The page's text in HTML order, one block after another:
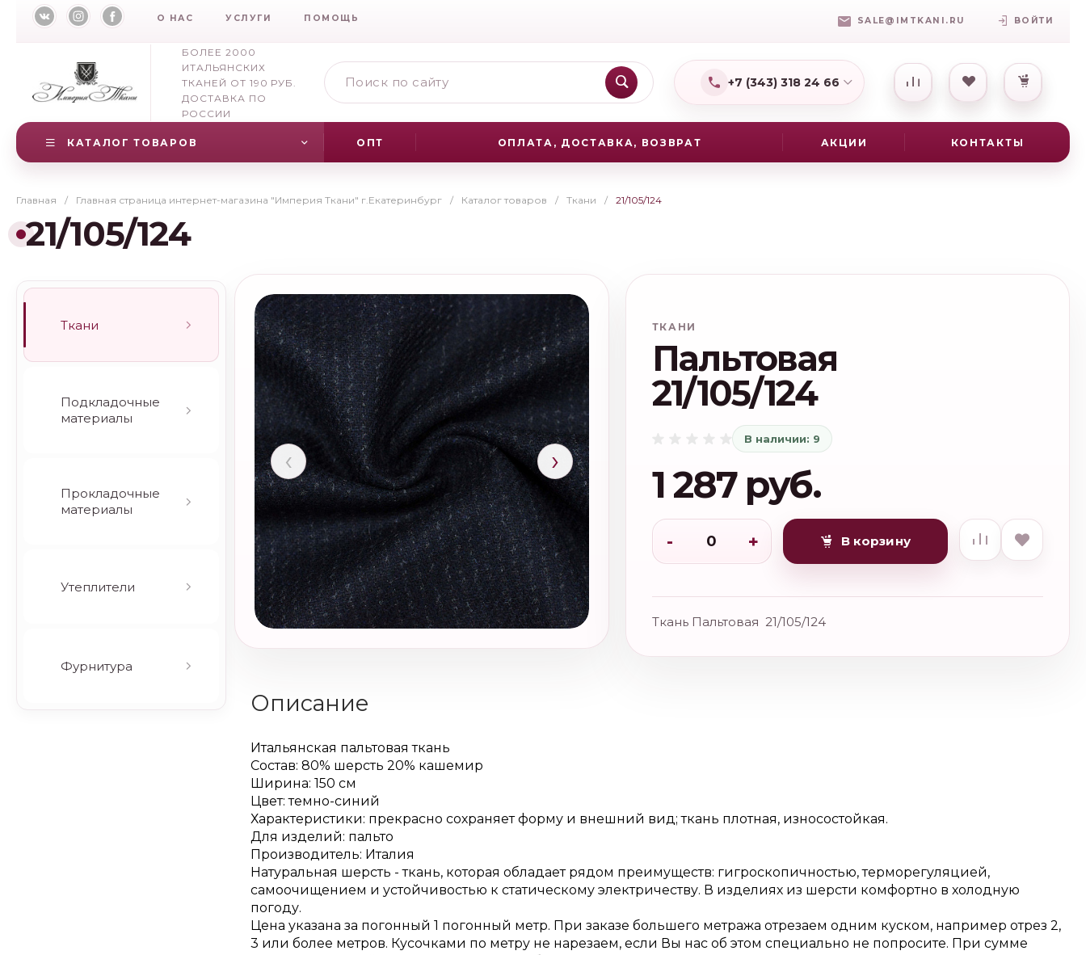
О НАС УСЛУГИ ПОМОЩЬ SALE@IMTKANI.RU ВОЙТИ
БОЛЕЕ 2000
ИТАЛЬЯНСКИХ
ТКАНЕЙ ОТ 190 РУБ.
ДОСТАВКА ПО
РОССИИ
+7 (343) 318 24 66
7(931) 009-16-25
КАТАЛОГ ТОВАРОВ ОПТ ОПЛАТА, ДОСТАВКА, ВОЗВРАТ АКЦИИ КОНТАКТЫ
Главная / Главная страница интернет-магазина "Империя Ткани" г.Екатеринбург / Каталог товаров / Ткани / 21/105/124
21/105/124
Ткани
Подкладочные
материалы
Прокладочные
материалы
Утеплители
Фурнитура
‹ ›
ТКАНИ
Пальтовая
21/105/124
В наличии: 9
1 287 руб.
- + В корзину
Ткань Пальтовая 21/105/124
Описание
Итальянская пальтовая ткань
Состав: 80% шерсть 20% кашемир
Ширина: 150 см
Цвет: темно-синий
Характеристики: прекрасно сохраняет форму и внешний вид; ткань плотная, износостойкая.
Для изделий: пальто
Производитель: Италия
Натуральная шерсть - ткань, которая обладает рядом преимуществ: гигроскопичностью, терморегуляцией,
самоочищением и устойчивостью к статическому электричеству. В изделиях из шерсти комфортно в холодную
погоду.
Цена указана за погонный 1 погонный метр. При заказе большего метража отрезаем одним куском, например отрез 2,
3 или более метров. Кусочками по метру не нарезаем, если Вы нас об этом специально не попросите. При сумме